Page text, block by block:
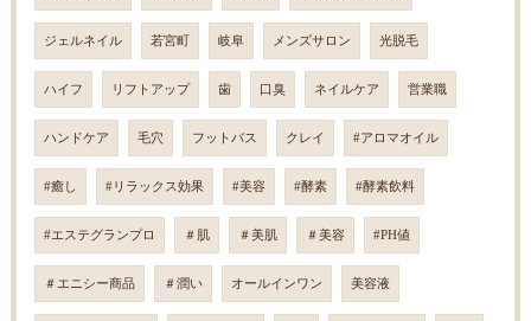
ジェルネイル 若宮町 岐阜 メンズサロン 光脱毛
ハイフ リフトアップ 歯 口臭 ネイルケア 営業職
ハンドケア 毛穴 フットバス クレイ #アロマオイル
#癒し #リラックス効果 #美容 #酵素 #酵素飲料
#エステグランプロ ＃肌 ＃美肌 ＃美容 #PH値
＃エニシー商品 ＃潤い オールインワン 美容液